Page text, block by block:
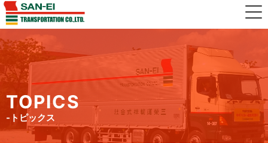
TOPICS
-トピックス